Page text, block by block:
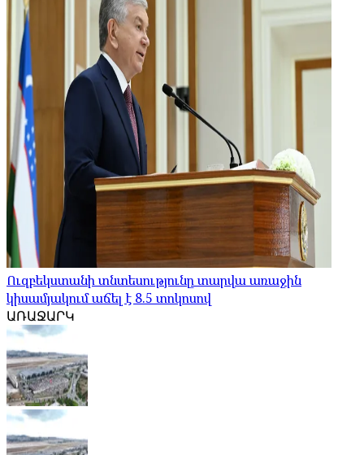
Ուզբեկստանի տնտեսությունը տարվա առաջին
կիսամյակում աճել է 8.5 տոկոսով
ԱՌԱՋԱՐԿ